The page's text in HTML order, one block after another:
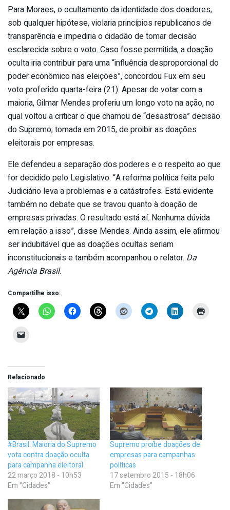
Para Moraes, o ocultamento da identidade dos doadores,
sob qualquer hipótese, violaria princípios republicanos de
transparência e impediria o cidadão de tomar decisão
esclarecida sobre o voto. Caso fosse permitida, a doação
oculta iria contribuir para uma “influência desproporcional do
poder econômico nas eleições”, concordou Fux em seu
voto proferido quarta-feira (21). Apesar de votar com a
maioria, Gilmar Mendes proferiu um longo voto na ação, no
qual voltou a criticar o que chamou de “desastrosa” decisão
do Supremo, tomada em 2015, de proibir as doações
eleitorais por empresas.
Ele defendeu a separação dos poderes e o respeito ao que
for decidido pelo Legislativo. “A reforma política feita pelo
Judiciário leva a problemas e a catástrofes. Está evidente
também no debate que se travou quanto à doação de
empresas privadas. O resultado está aí. Nenhuma dúvida
em relação a isso”, disse Mendes. Ainda assim, ele afirmou
ser indubitável que as doações ocultas seriam
inconstitucionais e também acompanhou o relator. Da
Agência Brasil.
Compartilhe isso:
Relacionado
#Brasil: Maioria do Supremo
vota contra doação oculta
para campanha eleitoral
22 março 2018 - 10h53
Em "Cidades"
Supremo proíbe doações de
empresas para campanhas
políticas
17 setembro 2015 - 18h06
Em "Cidades"